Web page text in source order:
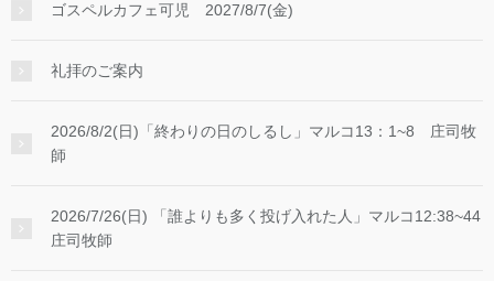
ゴスペルカフェ可児 2027/8/7(金)
礼拝のご案内
2026/8/2(日)「終わりの日のしるし」マルコ13：1~8 庄司牧
師
2026/7/26(日) 「誰よりも多く投げ入れた人」マルコ12:38~44
庄司牧師